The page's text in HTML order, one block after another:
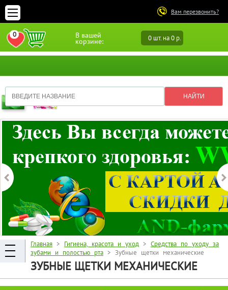
Вам перезвонить?
В вашей
корзине: 0 шт. на 0 р.
0
ПЕРЕЙТИ В ИЗБРАННОЕ
Главная > Гигиена, красота и уход > Средства по уходу за
зубами и полостью рта > Зубные щетки механические
ЗУБНЫЕ ЩЕТКИ МЕХАНИЧЕСКИЕ